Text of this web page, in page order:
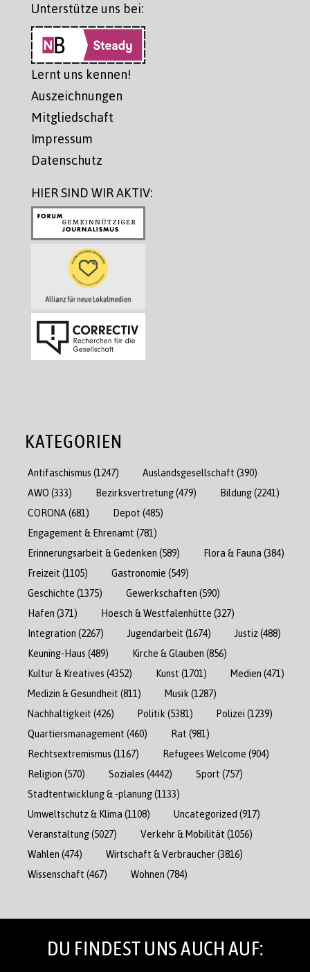
Unterstütze uns bei:
Lernt uns kennen!
Auszeichnungen
Mitgliedschaft
Impressum
Datenschutz
HIER SIND WIR AKTIV:
KATEGORIEN
Antifaschismus (1247) Auslandsgesellschaft (390)
AWO (333) Bezirksvertretung(479) Bildung(2241)
CORONA (681) Depot (485)
Engagement & Ehrenamt (781)
Erinnerungsarbeit & Gedenken (589) Flora & Fauna (384)
Freizeit (1105) Gastronomie (549)
Geschichte (1375) Gewerkschaften (590)
Hafen (371) Hoesch & Westfalenhütte (327)
Integration (2267) Jugendarbeit (1674) Justiz(488)
Keuning-Haus (489) Kirche & Glauben (856)
Kultur & Kreatives (4352) Kunst (1701) Medien (471)
Medizin & Gesundheit (811) Musik (1287)
Nachhaltigkeit (426) Politik (5381) Polizei (1239)
Quartiersmanagement (460) Rat (981)
Rechtsextremismus (1167) Refugees Welcome (904)
Religion (570) Soziales (4442) Sport (757)
Stadtentwicklung & -planung(1133)
Umweltschutz & Klima (1108) Uncategorized (917)
Veranstaltung(5027) Verkehr & Mobilität (1056)
Wahlen (474) Wirtschaft & Verbraucher(3816)
Wissenschaft (467) Wohnen (784)
DU FINDEST UNS AUCH AUF: